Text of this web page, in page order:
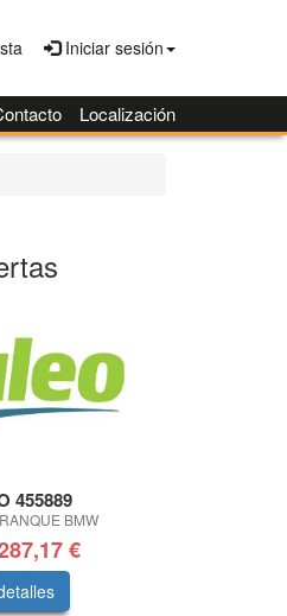
Iniciar sesión
Localización
455889
BMW
€